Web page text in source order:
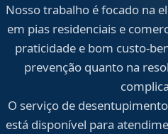
Nosso trabalho é focado na
em pias residenciais e
praticidade e bom custo-
prevenção quanto na
O serviço de
está disponível para